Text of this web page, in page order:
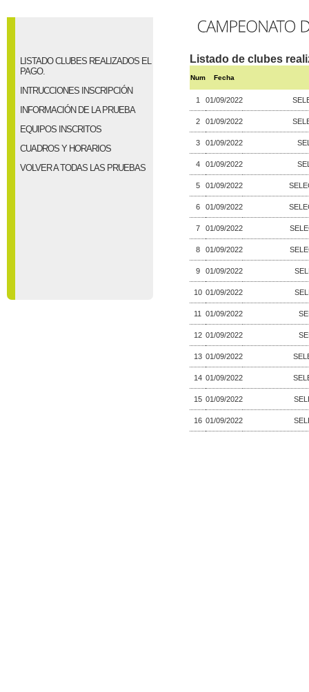
LISTADO CLUBES REALIZADOS EL
PAGO.
INTRUCCIONES INSCRIPCIÓN
INFORMACIÓN DE LA PRUEBA
EQUIPOS INSCRITOS
CUADROS Y HORARIOS
VOLVER A TODAS LAS PRUEBAS
Listado de clubes
Num Fecha
1 01/09/2022
2 01/09/2022
3 01/09/2022
4 01/09/2022
5 01/09/2022
6 01/09/2022
7 01/09/2022
8 01/09/2022
9 01/09/2022
10 01/09/2022
11 01/09/2022
12 01/09/2022
13 01/09/2022
14 01/09/2022
15 01/09/2022
16 01/09/2022